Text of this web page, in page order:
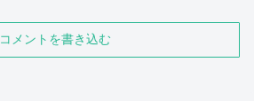
コメントを書き込む